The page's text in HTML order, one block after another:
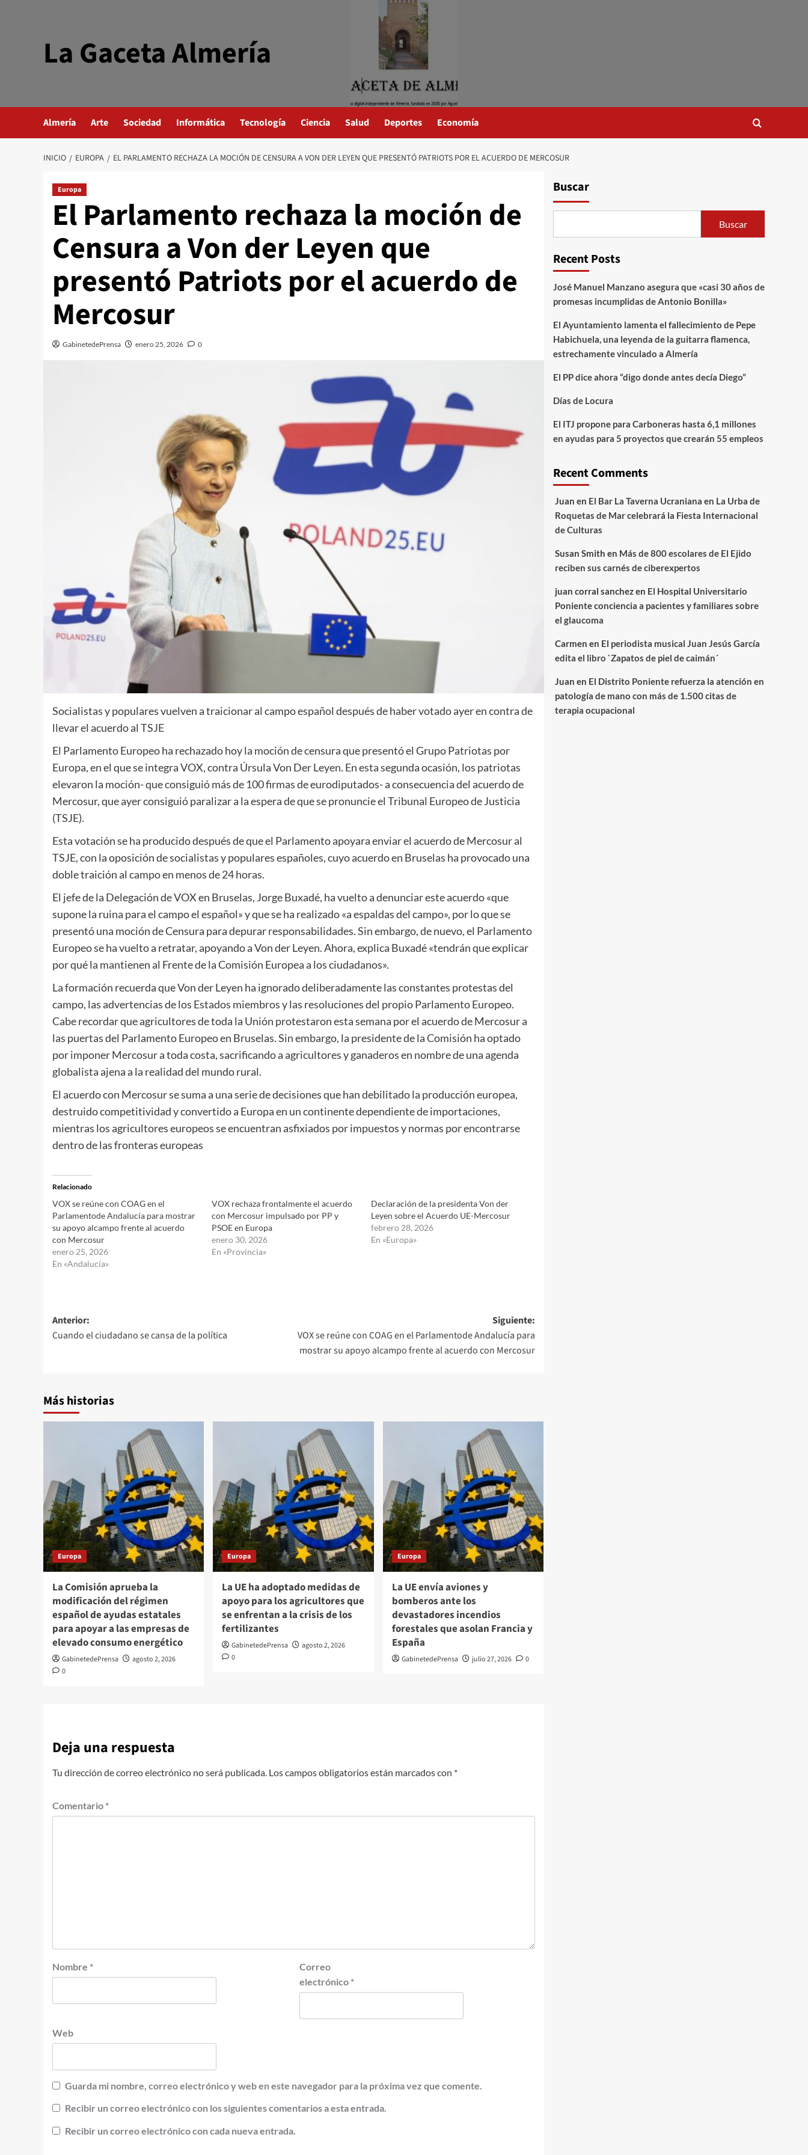
La Gaceta Almería
Almería Arte Sociedad Informática Tecnología Ciencia Salud Deportes Economía
INICIO EUROPA EL PARLAMENTO RECHAZA LA MOCIÓN DE CENSURA A VON DER LEYEN QUE PRESENTÓ PATRIOTS POR EL ACUERDO DE MERCOSUR
Europa
El Parlamento rechaza la moción de
Censura a Von der Leyen que
presentó Patriots por el acuerdo de
Mercosur
GabinetedePrensa enero 25, 2026 0
Socialistas y populares vuelven a traicionar al campo español después de haber votado ayer en contra de
llevar el acuerdo al TSJE
El Parlamento Europeo ha rechazado hoy la moción de censura que presentó el Grupo Patriotas por
Europa, en el que se integra VOX, contra Úrsula Von Der Leyen. En esta segunda ocasión, los patriotas
elevaron la moción- que consiguió más de 100 firmas de eurodiputados- a consecuencia del acuerdo de
Mercosur, que ayer consiguió paralizar a la espera de que se pronuncie el Tribunal Europeo de Justicia
(TSJE).
Esta votación se ha producido después de que el Parlamento apoyara enviar el acuerdo de Mercosur al
TSJE, con la oposición de socialistas y populares españoles, cuyo acuerdo en Bruselas ha provocado una
doble traición al campo en menos de 24 horas.
El jefe de la Delegación de VOX en Bruselas, Jorge Buxadé, ha vuelto a denunciar este acuerdo «que
supone la ruina para el campo el español» y que se ha realizado «a espaldas del campo», por lo que se
presentó una moción de Censura para depurar responsabilidades. Sin embargo, de nuevo, el Parlamento
Europeo se ha vuelto a retratar, apoyando a Von der Leyen. Ahora, explica Buxadé «tendrán que explicar
por qué la mantienen al Frente de la Comisión Europea a los ciudadanos».
La formación recuerda que Von der Leyen ha ignorado deliberadamente las constantes protestas del
campo, las advertencias de los Estados miembros y las resoluciones del propio Parlamento Europeo.
Cabe recordar que agricultores de toda la Unión protestaron esta semana por el acuerdo de Mercosur a
las puertas del Parlamento Europeo en Bruselas. Sin embargo, la presidente de la Comisión ha optado
por imponer Mercosur a toda costa, sacrificando a agricultores y ganaderos en nombre de una agenda
globalista ajena a la realidad del mundo rural.
El acuerdo con Mercosur se suma a una serie de decisiones que han debilitado la producción europea,
destruido competitividad y convertido a Europa en un continente dependiente de importaciones,
mientras los agricultores europeos se encuentran asfixiados por impuestos y normas por encontrarse
dentro de las fronteras europeas
Relacionado
VOX se reúne con COAG en el
Parlamentode Andalucía para mostrar
su apoyo alcampo frente al acuerdo
con Mercosur
enero 25, 2026
En «Andalucía»
VOX rechaza frontalmente el acuerdo
con Mercosur impulsado por PP y
PSOE en Europa
enero 30, 2026
En «Provincia»
Declaración de la presidenta Von der
Leyen sobre el Acuerdo UE-Mercosur
febrero 28, 2026
En «Europa»
Navegación
de
Anterior:
Cuando el ciudadano se cansa de la política
Siguiente:
VOX se reúne con COAG en el Parlamentode Andalucía para
mostrar su apoyo alcampo frente al acuerdo con Mercosur
Más historias
Europa
La Comisión aprueba la
modificación del régimen
español de ayudas estatales
para apoyar a las empresas de
elevado consumo energético
GabinetedePrensa
agosto 2, 2026
0
Europa
La UE ha adoptado medidas de
apoyo para los agricultores que
se enfrentan a la crisis de los
fertilizantes
GabinetedePrensa
agosto 2, 2026
0
Europa
La UE envía aviones y
bomberos ante los
devastadores incendios
forestales que asolan Francia y
España
GabinetedePrensa julio 27, 2026 0
Deja una respuesta
Tu dirección de correo electrónico no será publicada. Los campos obligatorios están marcados con *
Comentario *
Nombre *
Correo
electrónico *
Web
Guarda mi nombre, correo electrónico y web en este navegador para la próxima vez que comente.
Recibir un correo electrónico con los siguientes comentarios a esta entrada.
Recibir un correo electrónico con cada nueva entrada.
Buscar
Buscar
Recent Posts
José Manuel Manzano asegura que «casi 30 años de
promesas incumplidas de Antonio Bonilla»
El Ayuntamiento lamenta el fallecimiento de Pepe
Habichuela, una leyenda de la guitarra flamenca,
estrechamente vinculado a Almería
El PP dice ahora “digo donde antes decía Diego”
Días de Locura
El ITJ propone para Carboneras hasta 6,1 millones
en ayudas para 5 proyectos que crearán 55 empleos
Recent Comments
Juan en El Bar La Taverna Ucraniana en La Urba de
Roquetas de Mar celebrará la Fiesta Internacional
de Culturas
Susan Smith en Más de 800 escolares de El Ejido
reciben sus carnés de ciberexpertos
juan corral sanchezen El Hospital Universitario
Poniente conciencia a pacientes y familiares sobre
el glaucoma
Carmen en El periodista musical Juan Jesús García
edita el libro `Zapatos de piel de caimán´
Juan en El Distrito Poniente refuerza la atención en
patología de mano con más de 1.500 citas de
terapia ocupacional